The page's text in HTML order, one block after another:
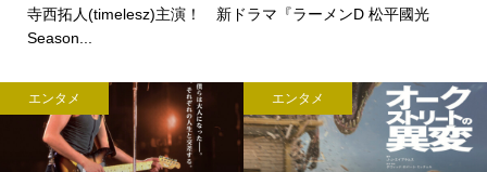
寺西拓人(timelesz)主演！ 新ドラマ『ラーメンD 松平國光
Season...
エンタメ エンタメ